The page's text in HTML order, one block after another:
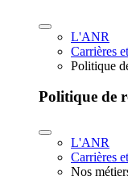
L'ANR
Carrières
Politique
Politique de
L'ANR
Carrières
Nos